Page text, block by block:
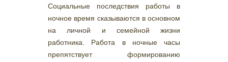
Социальные последствия работы в
ночное время сказываются в основном
на личной и семейной жизни
работника. Работа в ночные часы
препятствует формированию